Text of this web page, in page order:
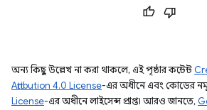
অন্য কিছু উল্লেখ না করা থাকলে, এই পৃষ্ঠার কন্টেন্ট
Attribution 4.0 License-এর অধীনে এবং কোডের
License-এর অধীনে লাইসেন্স প্রাপ্ত। আরও জানতে,